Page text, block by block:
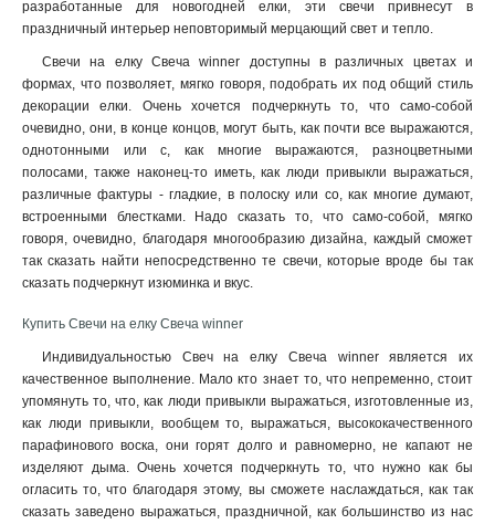
разработанные для новогодней елки, эти свечи привнесут в
праздничный интерьер неповторимый мерцающий свет и тепло.
Свечи на елку Свеча winner доступны в различных цветах и
формах, что позволяет, мягко говоря, подобрать их под общий стиль
декорации елки. Очень хочется подчеркнуть то, что само-собой
очевидно, они, в конце концов, могут быть, как почти все выражаются,
однотонными или с, как многие выражаются, разноцветными
полосами, также наконец-то иметь, как люди привыкли выражаться,
различные фактуры - гладкие, в полоску или со, как многие думают,
встроенными блестками. Надо сказать то, что само-собой, мягко
говоря, очевидно, благодаря многообразию дизайна, каждый сможет
так сказать найти непосредственно те свечи, которые вроде бы так
сказать подчеркнут изюминка и вкус.
Купить Свечи на елку Свеча winner
Индивидуальностью Свеч на елку Свеча winner является их
качественное выполнение. Мало кто знает то, что непременно, стоит
упомянуть то, что, как люди привыкли выражаться, изготовленные из,
как люди привыкли, вообщем то, выражаться, высококачественного
парафинового воска, они горят долго и равномерно, не капают не
изделяют дыма. Очень хочется подчеркнуть то, что нужно как бы
огласить то, что благодаря этому, вы сможете наслаждаться, как так
сказать заведено выражаться, праздничной, как большинство из нас